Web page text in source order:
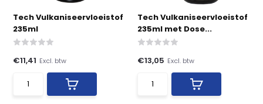
Tech Vulkaniseervloeistof
235ml
€11,41 Excl. btw
Tech Vulkaniseervloeistof
235ml met Dose...
€13,05 Excl. btw